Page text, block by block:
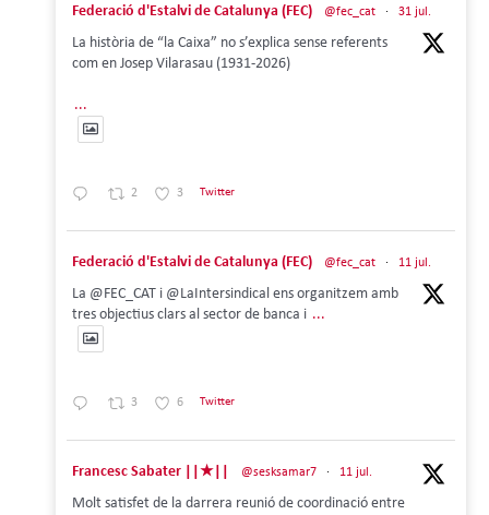
Federació d'Estalvi de Catalunya (FEC) @fec_cat · 31 jul.
La història de “la Caixa” no s’explica sense referents
com en Josep Vilarasau (1931-2026)
...
2 3 Twitter
Federació d'Estalvi de Catalunya (FEC) @fec_cat · 11 jul.
La @FEC_CAT i @LaIntersindical ens organitzem amb
tres objectius clars al sector de banca i ...
3 6 Twitter
Francesc Sabater ||★|| @sesksamar7 · 11 jul.
Molt satisfet de la darrera reunió de coordinació entre